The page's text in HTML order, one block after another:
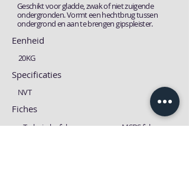
Geschikt voor gladde, zwak of niet zuigende
ondergronden. Vormt een hechtbrug tussen
ondergrond en aan te brengen gipspleister.
Eenheid
20KG
Specificaties
NVT
Fiches
Technische fiche MSDS fiche